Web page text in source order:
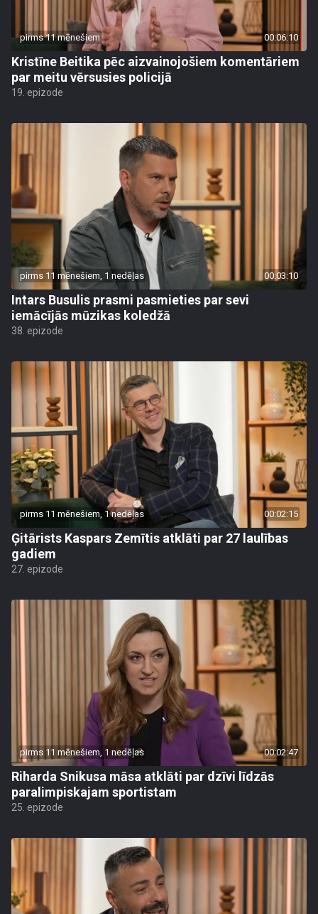
pirms 11 mēnešiem 00:06:10
Kristīne Beitika pēc aizvainojošiem komentāriem
par meitu vērsusies policijā
19. epizode
pirms 11 mēnešiem, 1 nedēļas 00:03:10
Intars Busulis prasmi pasmieties par sevi
iemācījās mūzikas koledžā
38. epizode
pirms 11 mēnešiem, 1 nedēļas 00:02:15
Ģitārists Kaspars Zemītis atklāti par 27 laulības
gadiem
27. epizode
pirms 11 mēnešiem, 1 nedēļas 00:02:47
Riharda Snikusa māsa atklāti par dzīvi līdzās
paralimpiskajam sportistam
25. epizode